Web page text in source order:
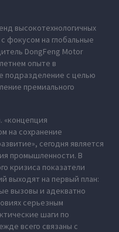
высокотехнологичных
фокусом на глобальные
DongFeng Motor
опыте в
подразделение с целью
премиального
«концепция
на сохранение
сегодня является
промышленности. В
кризиса показатели
выходят на первый план:
вызовы и адекватно
серьезным
шаги по
всего связаны с